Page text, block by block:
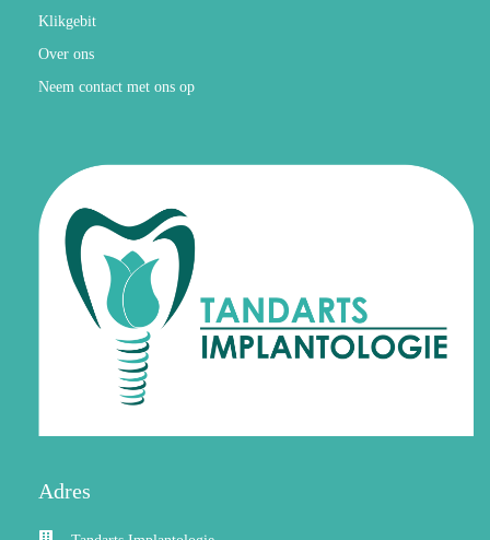
Klikgebit
Over ons
Neem contact met ons op
Adres